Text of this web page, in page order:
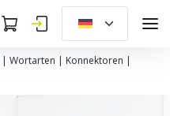
| Wortarten | Konnektoren |